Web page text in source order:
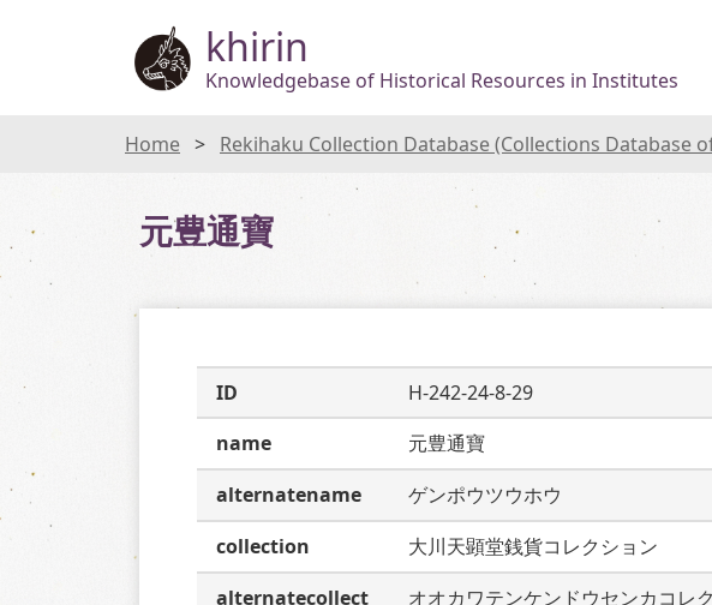
khirin
Knowledgebase of Historical Resources in Institutes
Home Rekihaku Collection Database (Collections Database
元豊通寶
ID
H-242-24-8-29
name
元豊通寶
alternatename
ゲンポウツウホウ
collection
大川天顕堂銭貨コレクション
alternatecollect
オオカワテンケンドウセンカコレ